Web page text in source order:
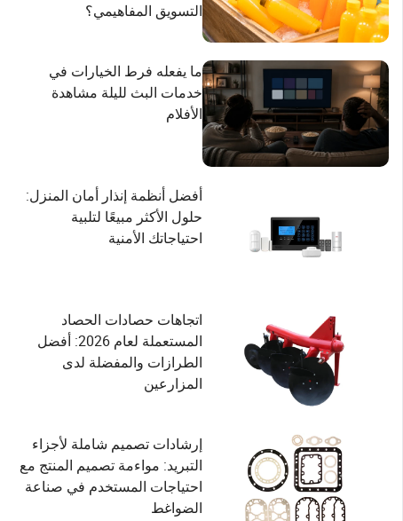
التسويق المفاهيمي؟
ما يفعله فرط الخيارات في
خدمات البث لليلة مشاهدة
الأفلام
أفضل أنظمة إنذار أمان المنزل:
حلول الأكثر مبيعًا لتلبية
احتياجاتك الأمنية
اتجاهات حصادات الحصاد
المستعملة لعام 2026: أفضل
الطرازات والمفضلة لدى
المزارعين
إرشادات تصميم شاملة لأجزاء
التبريد: مواءمة تصميم المنتج مع
احتياجات المستخدم في صناعة
الضواغط